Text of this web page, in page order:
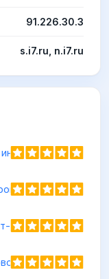
91.226.30.3
s.i7.ru, n.i7.ru